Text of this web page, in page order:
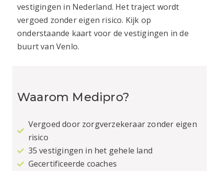
vestigingen in Nederland. Het traject wordt
vergoed zonder eigen risico. Kijk op
onderstaande kaart voor de vestigingen in de
buurt van Venlo.
Waarom Medipro?
Vergoed door zorgverzekeraar zonder eigen
risico
35 vestigingen in het gehele land
Gecertificeerde coaches